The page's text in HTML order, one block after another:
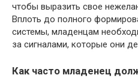
чтобы выразить свое
Вплоть до полного
системы, младенцам
за сигналами, которые они
Как часто младенец